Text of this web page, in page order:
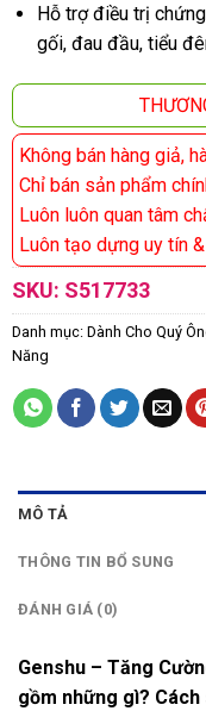
Hỗ trợ điều trị
gối, đau đầu, tiểu
Không bán hàng giả,
Chỉ bán sản phẩm
Luôn luôn quan tâm
Luôn tạo dựng uy tín
SKU: S517733
Danh mục: Dành Cho Quý
Năng
MÔ TẢ
THÔNG TIN BỔ SUNG
ĐÁNH GIÁ (0)
Genshu – Tăng
gồm những gì?